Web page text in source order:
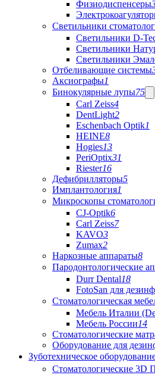
Физиодиспенсеры
Светильники
Светильники D-
Светильники
Светильники
Отбеливающие системы
Аксиографы1
Бинокулярные лупы75
Carl Zeiss4
DentLight2
Eschenbach Optik1
HEINE8
Hogies13
PeriOptix31
Riester16
Дефибрилляторы5
Имплантология1
Микроскопы
CJ-Optik6
Carl Zeiss7
KAVO3
Zumax2
Наркозные аппараты8
Пародонтологические
Durr Dental18
FotoSan для
Стоматологическая
Мебель Италии
Мебель России14
Стоматологические
Оборудование для
Зуботехническое
Стоматологические